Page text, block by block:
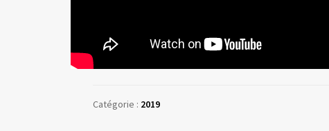
Catégorie : 2019